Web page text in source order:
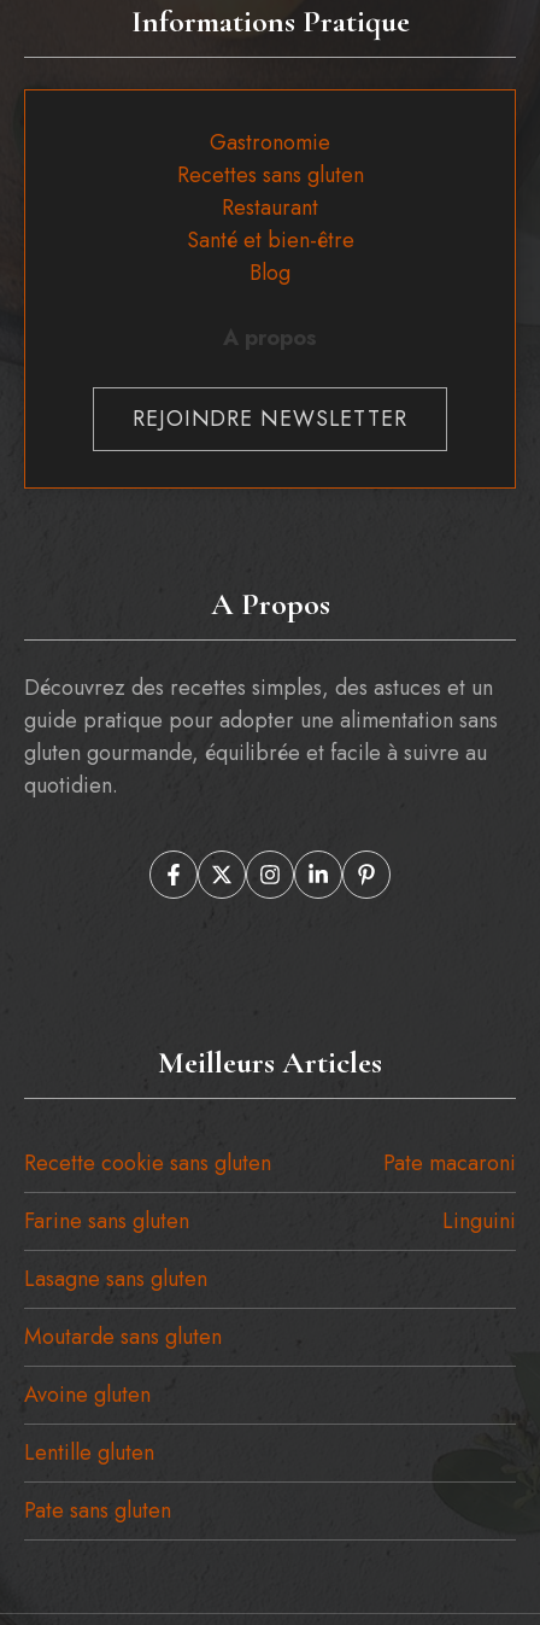
A Propos
Découvrez des recettes simples, des astuces et un
guide pratique pour adopter une alimentation sans
gluten gourmande, équilibrée et facile à suivre au
quotidien.
Informations Pratique
Gastronomie
Recettes sans gluten
Restaurant
Santé et bien-être
Blog
A propos
REJOINDRE NEWSLETTER
Meilleurs Articles
Recette cookie sans gluten
Pate macaroni
Farine sans gluten
Linguini
Lasagne sans gluten
Moutarde sans gluten
Avoine gluten
Lentille gluten
Pate sans gluten